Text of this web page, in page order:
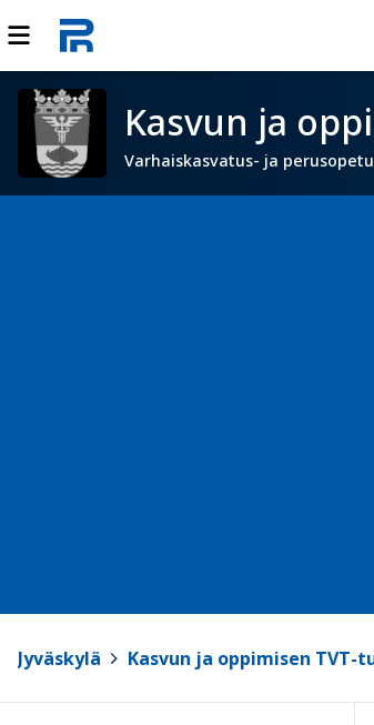
Kasvun ja
Varhaiskasvatus- ja
Jyväskylä Kasvun ja oppimisen TVT-